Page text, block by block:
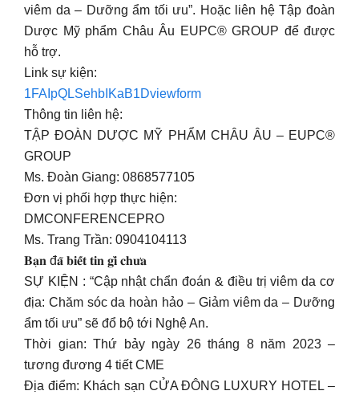
viêm da – Dưỡng ẩm tối ưu”. Hoặc liên hệ Tập đoàn
Dược Mỹ phẩm Châu Âu EUPC® GROUP để được
hỗ trợ.
Link sự kiện:
1FAIpQLSehbIKaB1Dviewform
Thông tin liên hệ:
TẬP ĐOÀN DƯỢC MỸ PHẨM CHÂU ÂU – EUPC®
GROUP
Ms. Đoàn Giang: 0868577105
Đơn vị phối hợp thực hiện:
DMCONFERENCEPRO
Ms. Trang Trần: 0904104113
𝐁𝐚̣𝐧 đ𝐚̃ 𝐛𝐢𝐞̂́𝐭 𝐭𝐢𝐧 𝐠𝐢̀ 𝐜𝐡𝐮̛𝐚
SỰ KIỆN : “Cập nhật chẩn đoán & điều trị viêm da cơ
địa: Chăm sóc da hoàn hảo – Giảm viêm da – Dưỡng
ẩm tối ưu” sẽ đổ bộ tới Nghệ An.
Thời gian: Thứ bảy ngày 26 tháng 8 năm 2023 –
tương đương 4 tiết CME
Địa điểm: Khách sạn CỬA ĐÔNG LUXURY HOTEL –